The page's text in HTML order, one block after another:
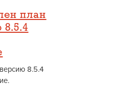
план
8.5.4
8.5.4